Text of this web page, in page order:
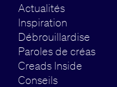
Actualités
Inspiration
Débrouillardise
Paroles de créas
Creads Inside
Conseils